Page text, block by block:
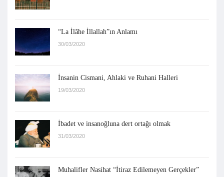
“La İlâhe İllallah”ın Anlamı
30/03/2020
İnsanin Cismani, Ahlaki ve Ruhani Halleri
19/03/2020
İbadet ve insanoğluna dert ortağı olmak
31/03/2020
Muhalifler Nasihat “İtiraz Edilemeyen Gerçekler”